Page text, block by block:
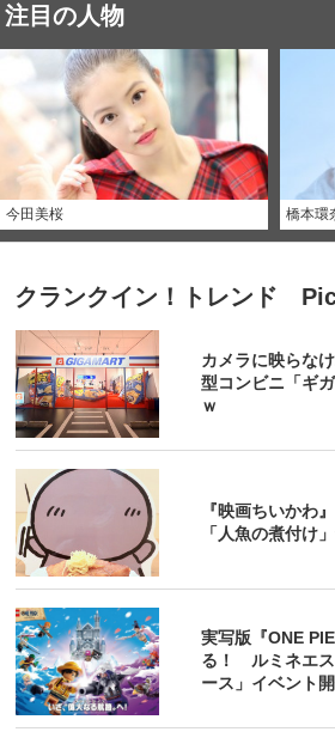
注目の人物
今田美桜 橋本環
クランクイン！トレンド
カメラに映らな
型コンビニ「ギ
ｗ
『映画ちいかわ
「人魚の煮付け
実写版『ONE
る！ ルミネエス
ース」イベント